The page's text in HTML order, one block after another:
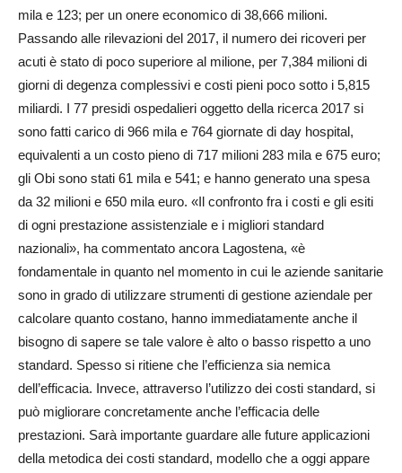
mila e 123; per un onere economico di 38,666 milioni.
Passando alle rilevazioni del 2017, il numero dei ricoveri per
acuti è stato di poco superiore al milione, per 7,384 milioni di
giorni di degenza complessivi e costi pieni poco sotto i 5,815
miliardi. I 77 presidi ospedalieri oggetto della ricerca 2017 si
sono fatti carico di 966 mila e 764 giornate di day hospital,
equivalenti a un costo pieno di 717 milioni 283 mila e 675 euro;
gli Obi sono stati 61 mila e 541; e hanno generato una spesa
da 32 milioni e 650 mila euro. «Il confronto fra i costi e gli esiti
di ogni prestazione assistenziale e i migliori standard
nazionali», ha commentato ancora Lagostena, «è
fondamentale in quanto nel momento in cui le aziende sanitarie
sono in grado di utilizzare strumenti di gestione aziendale per
calcolare quanto costano, hanno immediatamente anche il
bisogno di sapere se tale valore è alto o basso rispetto a uno
standard. Spesso si ritiene che l’efficienza sia nemica
dell’efficacia. Invece, attraverso l’utilizzo dei costi standard, si
può migliorare concretamente anche l’efficacia delle
prestazioni. Sarà importante guardare alle future applicazioni
della metodica dei costi standard, modello che a oggi appare